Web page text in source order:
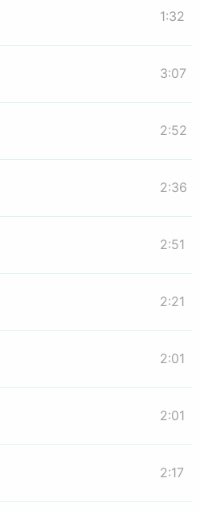
1:32
3:07
2:52
2:36
2:51
2:21
2:01
2:01
2:17